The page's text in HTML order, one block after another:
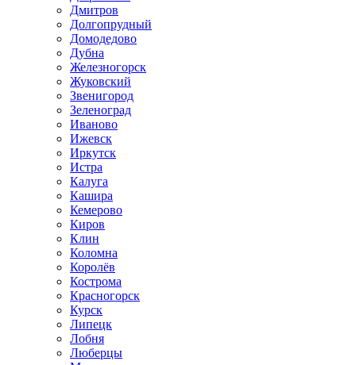
Дмитров
Долгопрудный
Домодедово
Дубна
Железногорск
Жуковский
Звенигород
Зеленоград
Иваново
Ижевск
Иркутск
Истра
Калуга
Кашира
Кемерово
Киров
Клин
Коломна
Королёв
Кострома
Красногорск
Курск
Липецк
Лобня
Люберцы